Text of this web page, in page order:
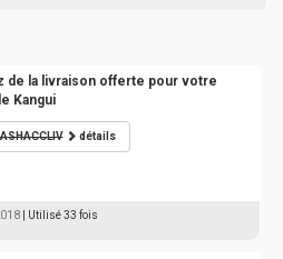
de la livraison offerte pour votre
Kangui
détails
| Utilisé 33 fois